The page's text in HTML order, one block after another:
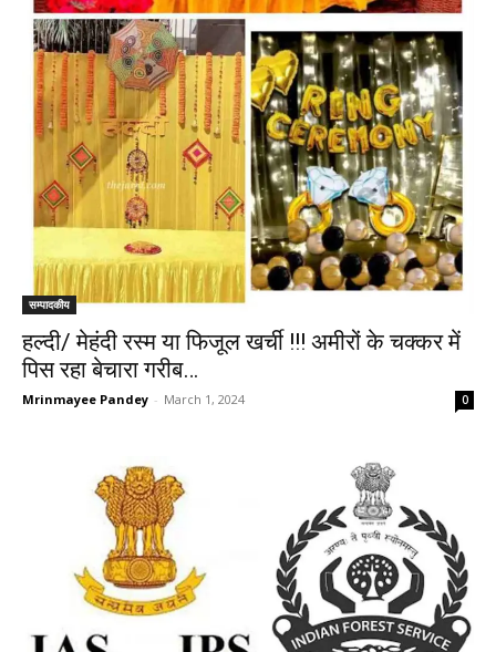
सम्पादकीय
हल्दी/ मेहंदी रस्म या फिजूल खर्ची !!! अमीरों के चक्कर में
पिस रहा बेचारा गरीब…
Mrinmayee Pandey - March 1, 2024 0